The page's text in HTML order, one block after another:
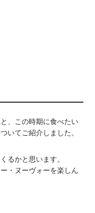
、この時期に食べたい
いてご紹介しました。
るかと思います。
・ヌーヴォーを楽しん